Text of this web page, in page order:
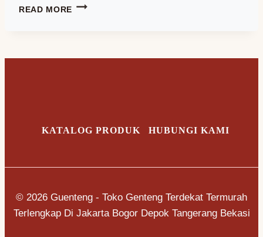
READ MORE KETAHUI
YANG
KATALOG PRODUK HUBUNGI KAMI
© 2026 Guenteng - Toko Genteng Terdekat Termurah
Terlengkap Di Jakarta Bogor Depok Tangerang Bekasi